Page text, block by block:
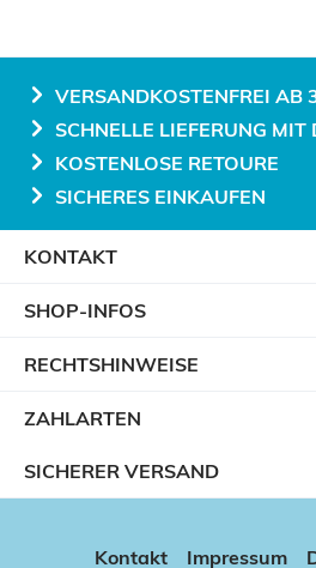
VERSANDKOSTENFREI AB
SCHNELLE LIEFERUNG MIT
KOSTENLOSE RETOURE
SICHERES EINKAUFEN
KONTAKT
SHOP-INFOS
RECHTSHINWEISE
ZAHLARTEN
SICHERER VERSAND
Kontakt Impressum